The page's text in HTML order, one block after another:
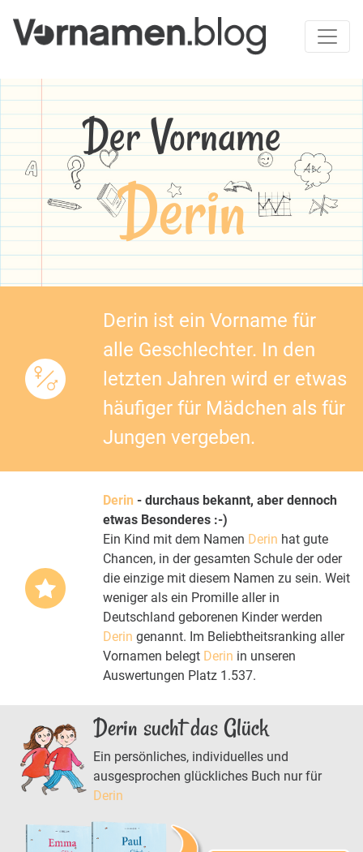
Der Vorname
Derin
Derin ist ein Vorname für
alle Geschlechter. In den
letzten Jahren wird er etwas
häufiger für Mädchen als für
Jungen vergeben.
Derin - durchaus bekannt, aber dennoch
etwas Besonderes :-)
Ein Kind mit dem Namen Derin hat gute
Chancen, in der gesamten Schule der oder
die einzige mit diesem Namen zu sein. Weit
weniger als ein Promille aller in
Deutschland geborenen Kinder werden
Derin genannt. Im Beliebtheitsranking aller
Vornamen belegt Derin in unseren
Auswertungen Platz 1.537.
Derin sucht das Glück
Ein persönliches, individuelles und
ausgesprochen glückliches Buch nur für
Derin